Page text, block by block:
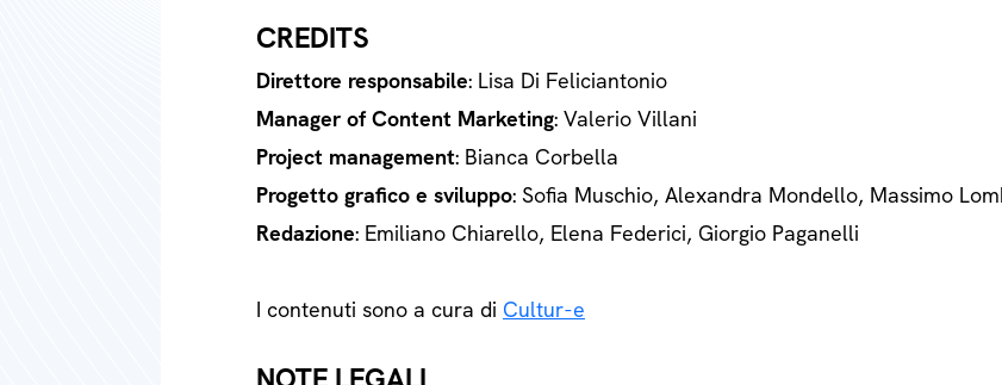
CREDITS
Direttore responsabile: Lisa Di Feliciantonio
Manager of Content Marketing: Valerio Villani
Project management: Bianca Corbella
Progetto grafico e sviluppo: Sofia Muschio, Alexandra Mondello, Massimo
Redazione: Emiliano Chiarello, Elena Federici, Giorgio Paganelli
I contenuti sono a cura di Cultur-e